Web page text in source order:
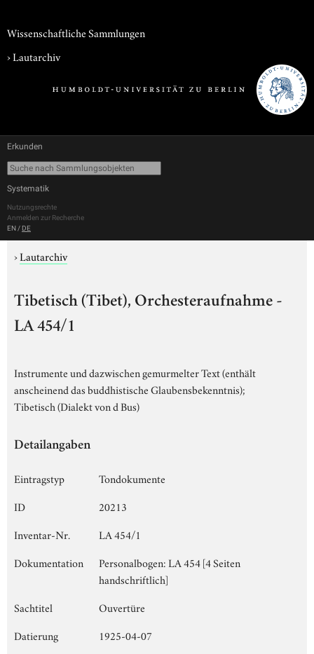
Wissenschaftliche Sammlungen
›Lautarchiv
Erkunden
Systematik
Nutzungsrechte
Anmelden zur Recherche
EN / DE
›Lautarchiv
Tibetisch (Tibet), Orchesteraufnahme -
LA 454/1
Instrumente und dazwischen gemurmelter Text (enthält
anscheinend das buddhistische Glaubensbekenntnis);
Tibetisch (Dialekt von d Bus)
Detailangaben
Eintragstyp
Tondokumente
ID
20213
Inventar-Nr.
LA 454/1
Dokumentation
Personalbogen: LA 454 [4 Seiten
handschriftlich]
Sachtitel
Ouvertüre
Datierung
1925-04-07